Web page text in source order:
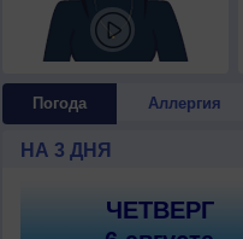
Погода Аллергия
НА 3 ДНЯ
ЧЕТВЕРГ